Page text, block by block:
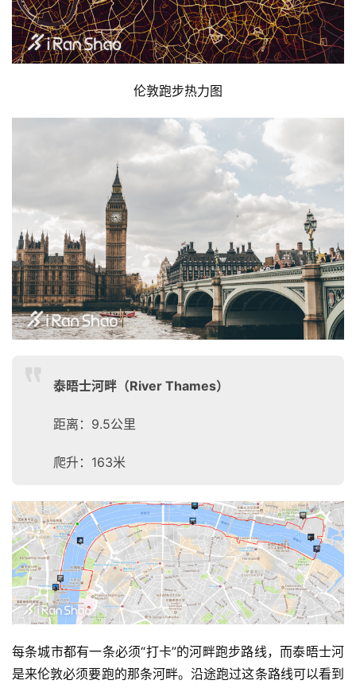
伦敦跑步热力图
泰晤士河畔（River Thames）
距离：9.5公里
爬升：163米
每条城市都有一条必须“打卡”的河畔跑步路线，而泰晤士河
是来伦敦必须要跑的那条河畔。沿途跑过这条路线可以看到